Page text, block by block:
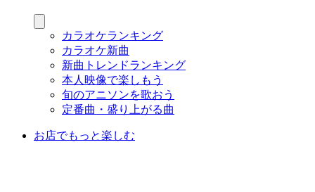
カラオケランキング
カラオケ新曲
新曲トレンドランキング
本人映像で楽しもう
旬のアニソンを歌おう
定番曲・盛り上がる曲
お店でもっと楽しむ